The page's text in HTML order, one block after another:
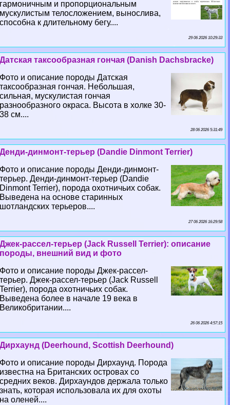
гармоничным и пропорциональным
мускулистым телосложением, вынослива,
способна к длительному бегу....
29 06 2026 10:29:33
Датская таксообразная гончая (Danish Dachsbracke)
Фото и описание породы Датская
таксообразная гончая. Небольшая,
сильная, мускулистая гончая
разнообразного окраса. Высота в холке 30-
38 см....
28 06 2026 5:31:49
Денди-динмонт-терьер (Dandie Dinmont Terrier)
Фото и описание породы Денди-динмонт-
терьер. Денди-динмонт-терьер (Dandie
Dinmont Terrier), порода охотничьих собак.
Выведена на основе старинных
шотландских терьеров....
27 06 2026 16:29:58
Джек-рассел-терьер (Jack Russell Terrier): описание
породы, внешний вид и фото
Фото и описание породы Джек-рассел-
терьер. Джек-рассел-терьер (Jack Russell
Terrier), порода охотничьих собак.
Выведена более в начале 19 века в
Великобритании....
26 06 2026 4:57:15
Дирхаунд (Deerhound, Scottish Deerhound)
Фото и описание породы Дирхаунд. Порода
известна на Британских островах со
средних веков. Дирхаундов держала только
знать, которая использовала их для охоты
на оленей....